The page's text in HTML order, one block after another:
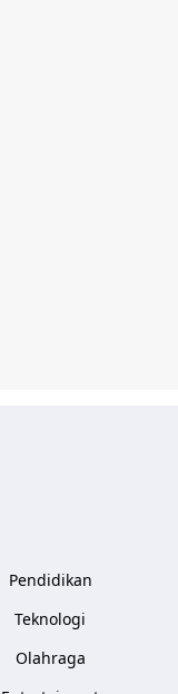
Pendidikan
Teknologi
Olahraga